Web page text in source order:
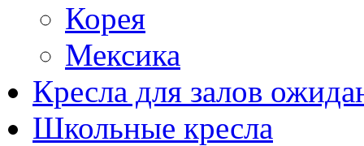
Корея
Мексика
Кресла для залов
Школьные кресла